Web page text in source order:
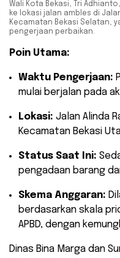
Wali Kota Bekasi, Tri
ke lokasi jalan ambles di
Kecamatan Bekasi Selatan,
pengerjaan perbaikan.
Poin Utama:
Waktu Pengerjaan:
mulai berjalan pada
Lokasi: Jalan Alinda
Kecamatan Bekasi
Status Saat Ini:
pengadaan barang
Skema Anggaran:
berdasarkan skala
APBD, dengan
​Dinas Bina Marga dan